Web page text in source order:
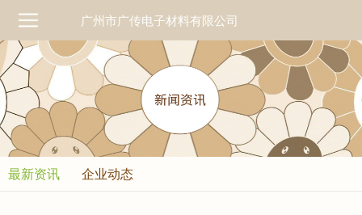
广州市广传电子材料有限公司
最新资讯 企业动态